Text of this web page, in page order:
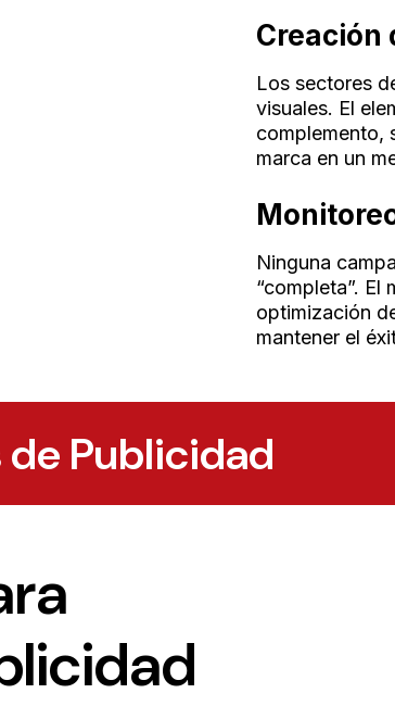
Creación
Los sectores
visuales. El
complemento,
marca en un
Ninguna
“completa”.
optimización
mantener el
Publicidad